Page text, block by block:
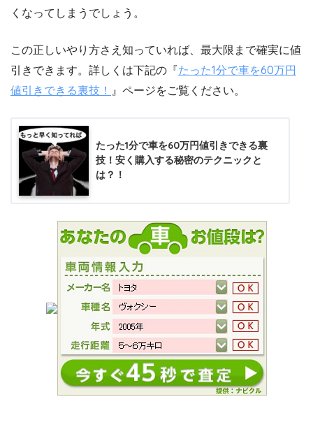
くなってしまうでしょう。
この正しいやり方さえ知っていれば、最大限まで確実に値
引きできます。詳しくは下記の『たった1分で車を60万円
値引きできる裏技！ 』ページをご覧ください。
たった1分で車を60万円値引きできる裏
技！安く購入する秘密のテクニックと
は？！